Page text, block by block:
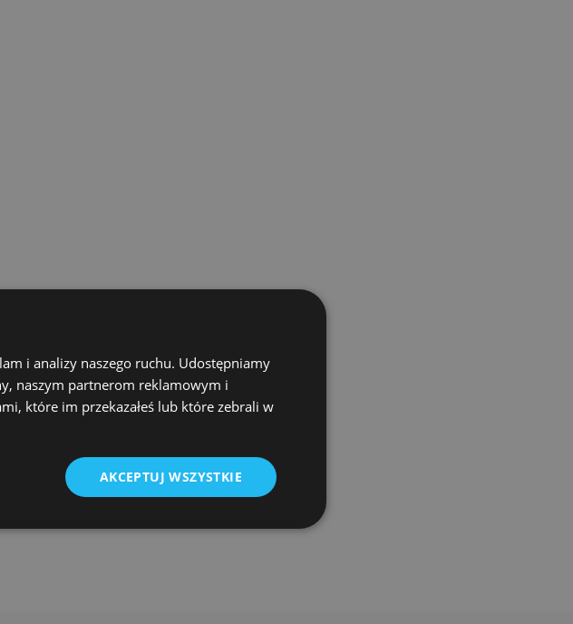
i analizy naszego ruchu. Udostępniamy
naszym partnerom reklamowym i
które im przekazałeś lub które zebrali w
AKCEPTUJ WSZYSTKIE